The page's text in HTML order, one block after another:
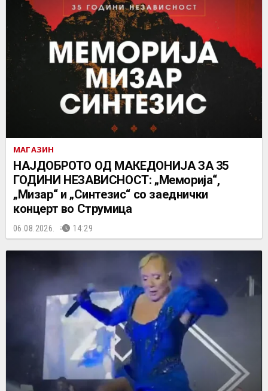
МАГАЗИН
НАЈДОБРОТО ОД МАКЕДОНИЈА ЗА 35
ГОДИНИ НЕЗАВИСНОСТ: „Меморија“,
„Мизар“ и „Синтезис“ со заеднички
концерт во Струмица
06.08.2026. 14:29